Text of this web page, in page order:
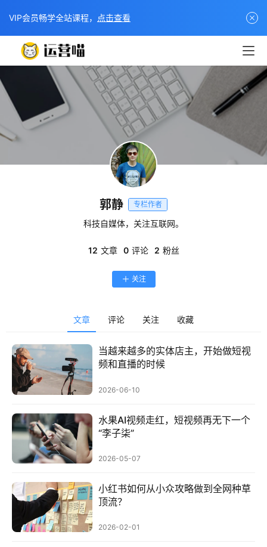
郭静 专栏作者
科技自媒体，关注互联网。
12 文章 0 评论 2 粉丝
关注
文章 评论 关注 收藏
当越来越多的实体店主，开始做短视
频和直播的时候
2026-06-10
水果AI视频走红，短视频再无下一个
“李子柒”
2026-05-07
小红书如何从小众攻略做到全网种草
顶流？
2026-02-01
VIP会员畅学全站课程， 点击查看